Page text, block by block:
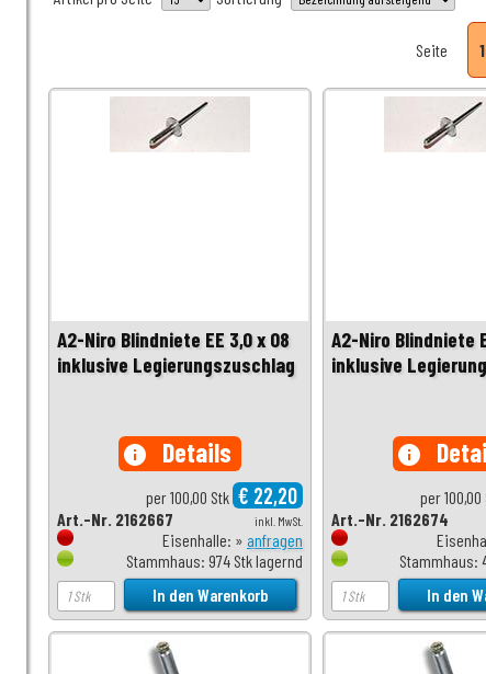
Seite 1
A2-Niro Blindniete EE 3,0 x 08
inklusive Legierungszuschlag
info Details
per 100,00 Stk € 22,20
inkl. MwSt.
Art.-Nr. 2162667
Eisenhalle: » anfragen
Stammhaus: 974 Stk lagernd
A2-Niro Blindniete
inklusive
info
per 100,00
Art.-Nr. 2162674
Stammhaus: